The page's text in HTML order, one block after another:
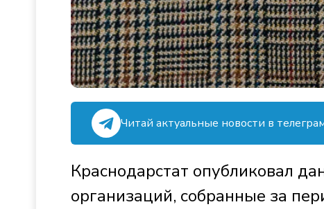
Читай актуальные новости в
Краснодарстат опубликовал
организаций, собранные за